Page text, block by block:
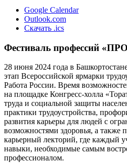
Google Calendar
Outlook.com
Скачать .ics
Фестиваль профессий
28 июня 2024 года в
этап Всероссийской ярмарки
Работа России. Время
на площадке Конгресс-холла
труда и социальной защиты
практики трудоустройства,
развития карьеры для людей с
возможностями здоровья, а также
карьерный лекторий, где каждый
навыки, необходимые самым
профессионалом.